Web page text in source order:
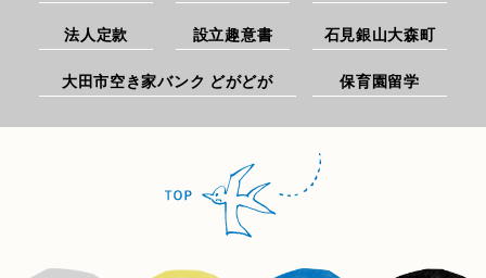
法人定款 設立趣意書 石見銀山大森町
大田市空き家バンク どがどが 保育園留学